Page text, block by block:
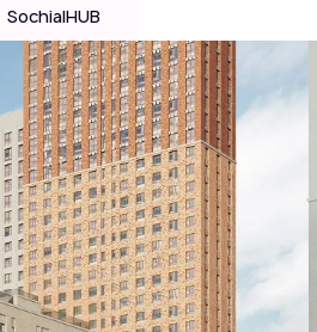
SochialHUB